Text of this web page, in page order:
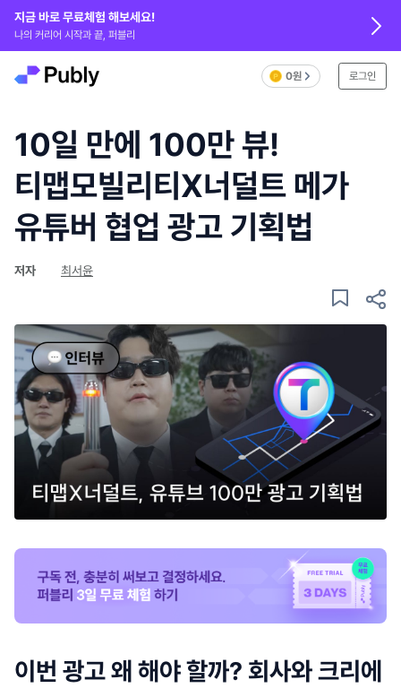
지금 바로 무료체험 해보세요!
나의 커리어 시작과 끝, 퍼블리
0원 로그인
10일 만에 100만 뷰!
티맵모빌리티X너덜트 메가
유튜버 협업 광고 기획법
저자 최서윤
이번 광고 왜 해야 할까? 회사와 크리에